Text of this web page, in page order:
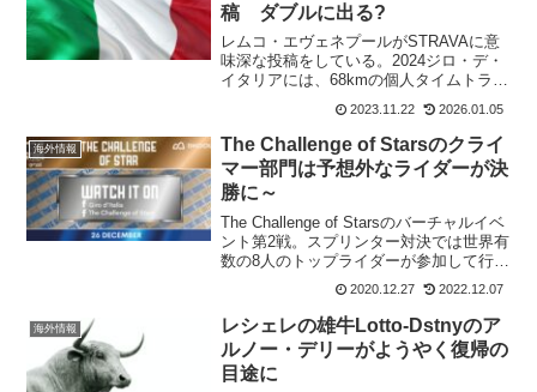
稿 ダブルに出る?
レムコ・エヴェネプールがSTRAVAに意
味深な投稿をしている。2024ジロ・デ・
イタリアには、68kmの個人タイムトライ
ヤルがあるので世界TT王者のレムコにと
っては有利なのは間違いない。ただ、ジ
ロとツールのダブルとなると難しいのは
当然のこと...
2023.11.22 2026.01.05
海外情報
The Challenge of Starsのクライ
マー部門は予想外なライダーが決
勝に～
The Challenge of Starsのバーチャルイベ
ント第2戦。スプリンター対決では世界有
数の8人のトップライダーが参加して行わ
れた。昨年は膝の故障ために参加できな
かったカレブ・ユアンも登場してくる。
クライマー部門は、意外な選手が勝...
2020.12.27 2022.12.07
海外情報
レシェレの雄牛Lotto-Dstnyのア
ルノー・デリーがようやく復帰の
目途に